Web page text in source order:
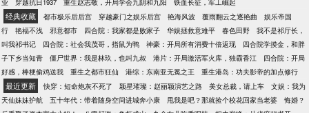
业
穿越抗日1937 重生赵志敬，开局学会九阴和九阳 铁血长征，军工崛起
经典收藏 都市极乐后后宫 穿越豪门之娱乐后宫 艳海风波 覆雨翻云之逐艳曲
娱乐帝国
行
艳福不浅 邪意都市 四合院：我家都是败家子 华娱拯救意难平 春色田野
我不是祁厅长，
叫我祁书记
四合院：社会我茂哥，指鼠为鸭 神豪：开局所有消费十倍返现
四合院学摸金，和胖
子下乡当知青
僵尸世界：我是林玖，也叫九叔 港片：开局激活军火库，独霸香江
四合院：开局
好感，棒梗偷鸡送我
重生之都市狂仙 港综：东南亚无冕之王 重生港岛：功夫影帝的加点修行
最近更新 快穿：短命炮灰不死了 颖星璀璨：赵丽颖演艺之路 美女总裁，请上车
文娱：我为
天仙妹妹护航
五十年代：带着随身空间进城奔小康 甩我是吧？那就捡个校花回家当老婆
悔婚？